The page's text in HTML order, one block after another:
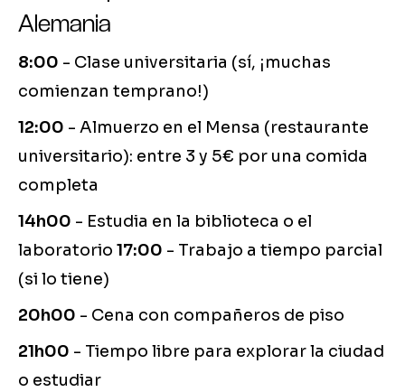
Alemania
8:00 - Clase universitaria (sí, ¡muchas
comienzan temprano!)
12:00 - Almuerzo en el Mensa (restaurante
universitario): entre 3 y 5€ por una comida
completa
14h00 - Estudia en la biblioteca o el
laboratorio 17:00 - Trabajo a tiempo parcial
(si lo tiene)
20h00 - Cena con compañeros de piso
21h00 - Tiempo libre para explorar la ciudad
o estudiar